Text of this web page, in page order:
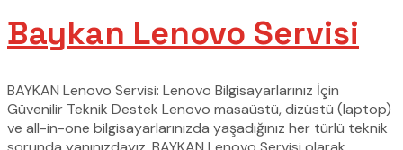
Baykan Lenovo Servisi
BAYKAN Lenovo Servisi: Lenovo Bilgisayarlarınız İçin
Güvenilir Teknik Destek Lenovo masaüstü, dizüstü (laptop)
ve all-in-one bilgisayarlarınızda yaşadığınız her türlü teknik